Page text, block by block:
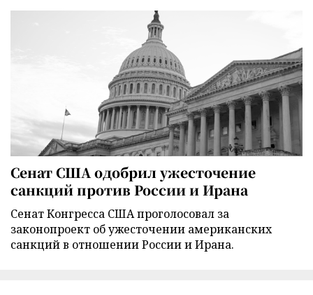
Сенат США одобрил ужесточение
санкций против России и Ирана
Сенат Конгресса США проголосовал за
законопроект об ужесточении американских
санкций в отношении России и Ирана.